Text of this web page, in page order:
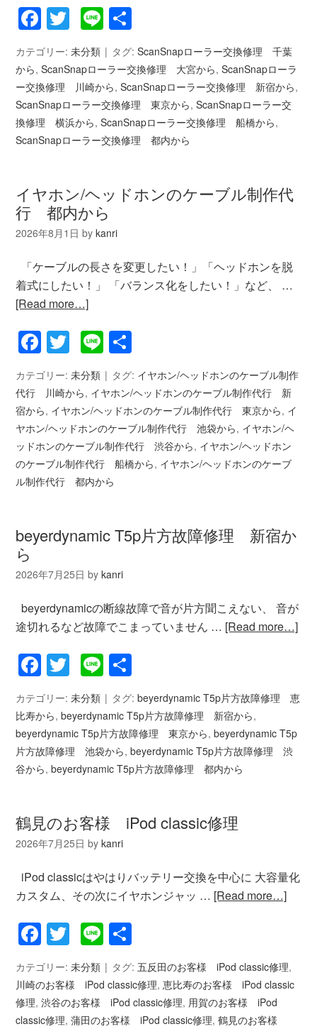
Facebook
Twitter
Line
有
カテゴリー:未分類 タグ:ScanSnapローラー交換修理 千葉
から,ScanSnapローラー交換修理 大宮から,ScanSnapローラ
ー交換修理 川崎から,ScanSnapローラー交換修理 新宿から,
ScanSnapローラー交換修理 東京から,ScanSnapローラー交
換修理 横浜から,ScanSnapローラー交換修理 船橋から,
ScanSnapローラー交換修理 都内から
イヤホン/ヘッドホンのケーブル制作代
行 都内から
2026年8月1日 bykanri
「ケーブルの長さを変更したい！」「ヘッドホンを脱
着式にしたい！」 「バランス化をしたい！」など、 …
[Read more…]
Facebook
Twitter
Line
有
カテゴリー:未分類 タグ: イヤホン/ヘッドホンのケーブル制作
代行 川崎から, イヤホン/ヘッドホンのケーブル制作代行 新
宿から, イヤホン/ヘッドホンのケーブル制作代行 東京から, イ
ヤホン/ヘッドホンのケーブル制作代行 池袋から, イヤホン/ヘ
ッドホンのケーブル制作代行 渋谷から, イヤホン/ヘッドホン
のケーブル制作代行 船橋から, イヤホン/ヘッドホンのケーブ
ル制作代行 都内から
beyerdynamic T5p片方故障修理 新宿か
ら
2026年7月25日 bykanri
beyerdynamicの断線故障で音が片方聞こえない、 音が
途切れるなど故障でこまっていません … [Read more…]
Facebook
Twitter
Line
有
カテゴリー:未分類 タグ:beyerdynamic T5p片方故障修理 恵
比寿から,beyerdynamic T5p片方故障修理 新宿から,
beyerdynamic T5p片方故障修理 東京から,beyerdynamic T5p
片方故障修理 池袋から,beyerdynamic T5p片方故障修理 渋
谷から,beyerdynamic T5p片方故障修理 都内から
鶴見のお客様 iPod classic修理
2026年7月25日 bykanri
iPod classicはやはりバッテリー交換を中心に 大容量化
カスタム、その次にイヤホンジャッ … [Read more…]
Facebook
Twitter
Line
有
カテゴリー:未分類 タグ:五反田のお客様 iPod classic修理,
川崎のお客様 iPod classic修理,恵比寿のお客様 iPod classic
修理,渋谷のお客様 iPod classic修理, 用賀のお客様 iPod
classic修理,蒲田のお客様 iPod classic修理,鶴見のお客様